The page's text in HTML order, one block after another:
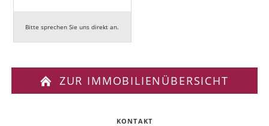
Bitte sprechen Sie uns direkt an.
ZUR IMMOBILIENÜBERSICHT
KONTAKT